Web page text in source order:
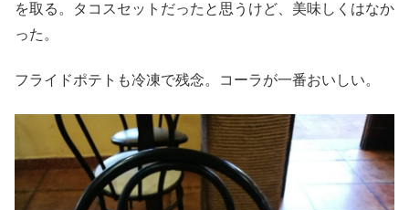
を取る。タコスセットだったと思うけど、美味しくはなか
った。
フライドポテトも冷凍で残念。コーラが一番おいしい。